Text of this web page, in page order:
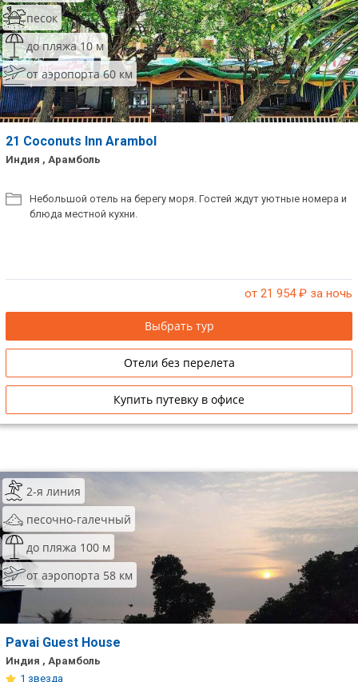
песок
до пляжа 10 м
от аэропорта 60 км
21 Coconuts Inn Arambol
Индия , Арамболь
Небольшой отель на берегу моря. Гостей ждут уютные номера и
блюда местной кухни.
от 21 954₽ за ночь
Выбрать тур
Отели без перелета
Купить путевку в офисе
2-я линия
песочно-галечный
до пляжа 100 м
от аэропорта 58 км
Pavai Guest House
Индия , Арамболь
1 звезда